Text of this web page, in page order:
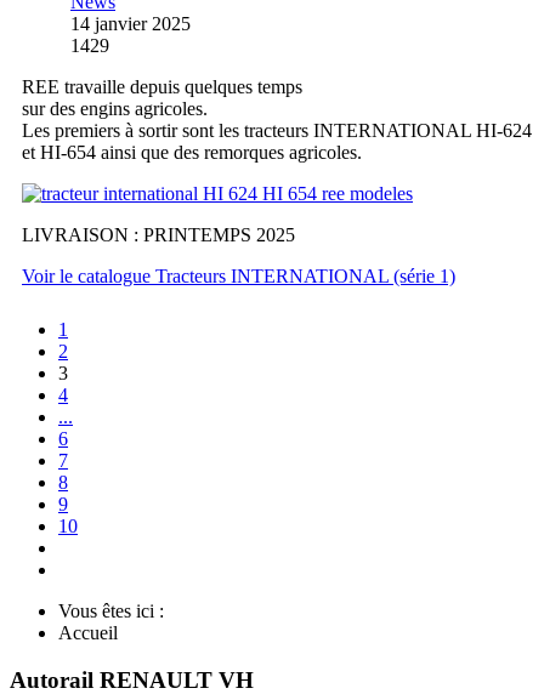
14 janvier 2025
1429
REE travaille depuis quelques temps
sur des engins agricoles.
Les premiers à sortir sont les tracteurs INTERNATIONAL HI-624
et HI-654 ainsi que des remorques agricoles.
LIVRAISON : PRINTEMPS 2025
Voir le catalogue Tracteurs INTERNATIONAL (série 1)
1
2
3
4
...
6
7
8
9
10
Vous êtes ici :
Accueil
Autorail RENAULT VH